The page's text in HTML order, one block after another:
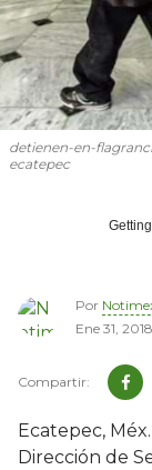
detienen-en-
ecatepec
Por
Ene 31, 2018
Ecatepec,
Dirección de